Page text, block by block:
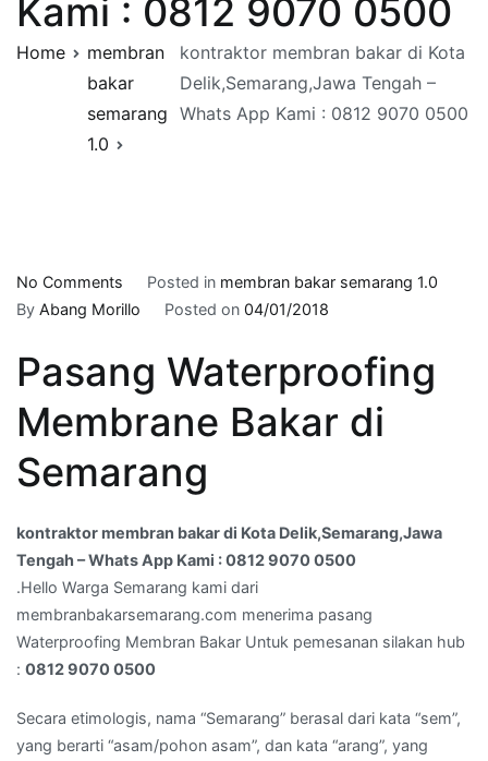
Kami : 0812 9070 0500
Home
membran
bakar
semarang
1.0
kontraktor membran bakar di Kota
Delik,Semarang,Jawa Tengah –
Whats App Kami : 0812 9070 0500
No Comments
kontraktor
bakar
di
Kota
Tengah
Whats
App
Kami
:
0812
9070
Posted in membran bakar semarang 1.0
By Abang Morillo Posted on 04/01/2018
Pasang Waterproofing
Membrane Bakar di
Semarang
kontraktor membran bakar di Kota Delik,Semarang,Jawa
Tengah – Whats App Kami : 0812 9070 0500
.Hello Warga Semarang kami dari
membranbakarsemarang.com menerima pasang
Waterproofing Membran Bakar Untuk pemesanan silakan hub
: 0812 9070 0500
Secara etimologis, nama “Semarang” berasal dari kata “sem”,
yang berarti “asam/pohon asam”, dan kata “arang”, yang